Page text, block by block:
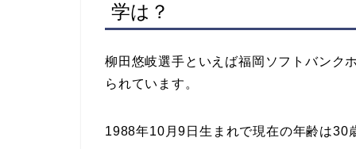
学は？
柳田悠岐選手といえば福岡ソフトバンク
られています。
1988年10月9日生まれで現在の年齢は30